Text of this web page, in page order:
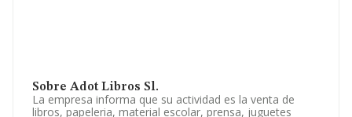
Sobre Adot Libros Sl.
La empresa informa que su actividad es la venta de
libros, papeleria, material escolar, prensa, juguetes